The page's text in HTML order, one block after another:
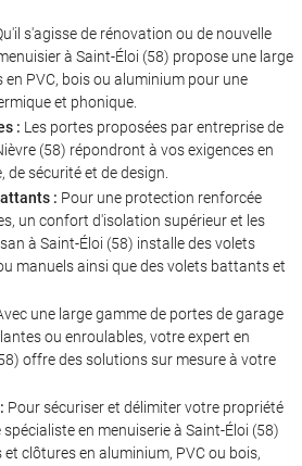
s'agisse de rénovation ou de nouvelle
à Saint-Éloi (58) propose une large
en PVC, bois ou aluminium pour une
et phonique.
: Les portes proposées par entreprise de
(58) répondront à vos exigences en
sécurité et de design.
: Pour une protection renforcée
un confort d'isolation supérieur et les
à Saint-Éloi (58) installe des volets
manuels ainsi que des volets battants et
une large gamme de portes de garage
ou enroulables, votre expert en
offre des solutions sur mesure à votre
Pour sécuriser et délimiter votre propriété
en menuiserie à Saint-Éloi (58)
clôtures en aluminium, PVC ou bois,